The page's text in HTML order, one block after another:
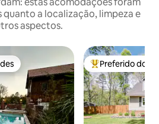
quanto a localização, limpeza e
aspectos.
dos hóspedes Entre os
Preferido dos